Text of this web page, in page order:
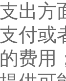
出方
或
费用